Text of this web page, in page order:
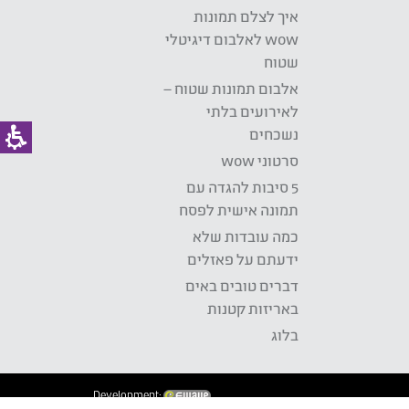
איך לצלם תמונות
wow לאלבום דיגיטלי
שטוח
אלבום תמונות שטוח –
לאירועים בלתי
נשכחים
סרטוני wow
5 סיבות להגדה עם
תמונה אישית לפסח
כמה עובדות שלא
ידעתם על פאזלים
דברים טובים באים
באריזות קטנות
בלוג
Development: